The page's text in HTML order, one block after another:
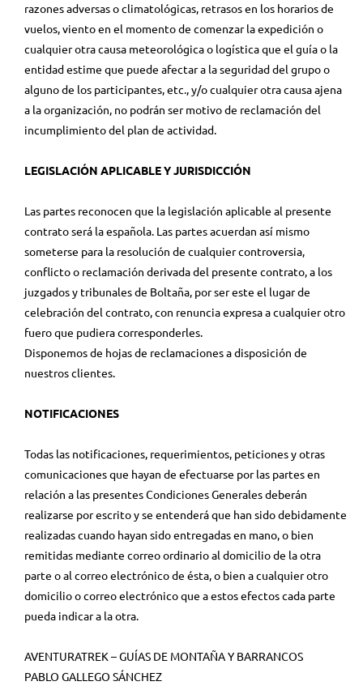
razones adversas o climatológicas, retrasos en los horarios de
vuelos, viento en el momento de comenzar la expedición o
cualquier otra causa meteorológica o logística que el guía o la
entidad estime que puede afectar a la seguridad del grupo o
alguno de los participantes, etc., y/o cualquier otra causa ajena
a la organización, no podrán ser motivo de reclamación del
incumplimiento del plan de actividad.
LEGISLACIÓN APLICABLE Y JURISDICCIÓN
Las partes reconocen que la legislación aplicable al presente
contrato será la española. Las partes acuerdan así mismo
someterse para la resolución de cualquier controversia,
conflicto o reclamación derivada del presente contrato, a los
juzgados y tribunales de Boltaña, por ser este el lugar de
celebración del contrato, con renuncia expresa a cualquier otro
fuero que pudiera corresponderles.
Disponemos de hojas de reclamaciones a disposición de
nuestros clientes.
NOTIFICACIONES
Todas las notificaciones, requerimientos, peticiones y otras
comunicaciones que hayan de efectuarse por las partes en
relación a las presentes Condiciones Generales deberán
realizarse por escrito y se entenderá que han sido debidamente
realizadas cuando hayan sido entregadas en mano, o bien
remitidas mediante correo ordinario al domicilio de la otra
parte o al correo electrónico de ésta, o bien a cualquier otro
domicilio o correo electrónico que a estos efectos cada parte
pueda indicar a la otra.
AVENTURATREK – GUÍAS DE MONTAÑA Y BARRANCOS
PABLO GALLEGO SÁNCHEZ